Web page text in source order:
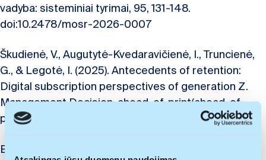
vadyba: sisteminiai tyrimai, 95, 131-148.
doi:10.2478/mosr-2026-0007
Škudienė, V., Augutytė-Kvedaravičienė, I., Truncienė,
G., & Legotė, I. (2025). Antecedents of retention:
Digital subscription perspectives of generation Z.
Management Decision, ahead-of-print(ahead-of-
print), 1-20. doi:10.1108/MD-04-2024-0961
Bučiūnienė, I., Kazlauskaitė, R., Yerlitas, T., Augutytė-